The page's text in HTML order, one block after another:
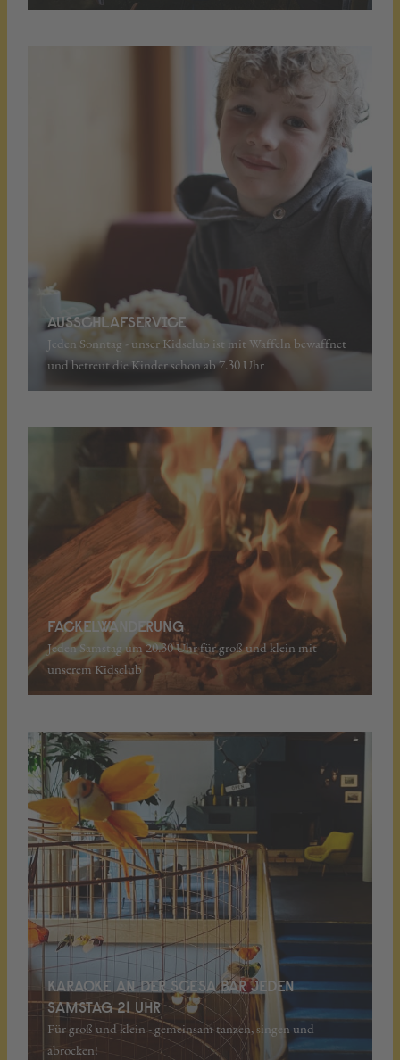
AUSSCHLAFSERVICE
Jeden Sonntag - ​unser Kidsclub ist mit Waffeln bewaffnet
und betreut die Kinder schon ab 7.30 Uhr
FACKELWANDERUNG
Jeden Samstag um 20.30 Uhr für groß und klein mit
unserem Kidsclub
KARAOKE AN DER SCESA BAR JEDEN
SAMSTAG 21 UHR
Für groß und klein - gemeinsam tanzen, singen und
abrocken!